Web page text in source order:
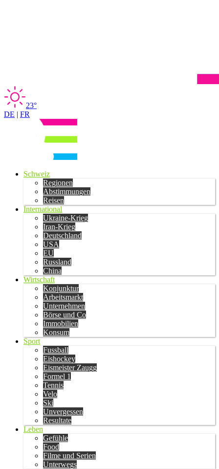
23°
DE | FR
Schweiz
Regionen
Abstimmungen
Reisen
International
Ukraine-Krieg
Iran-Krieg
Deutschland
USA
EU
Russland
China
Wirtschaft
Konjunktur
Arbeitsmarkt
Unternehmen
Börse und Co
Immobilien
Konsum
Sport
Fussball
Eishockey
Eismeister Zaugg
Formel 1
Tennis
Velo
Ski
Unvergessen
Resultate
Leben
Gefühle
Food
Filme und Serien
Unterwegs